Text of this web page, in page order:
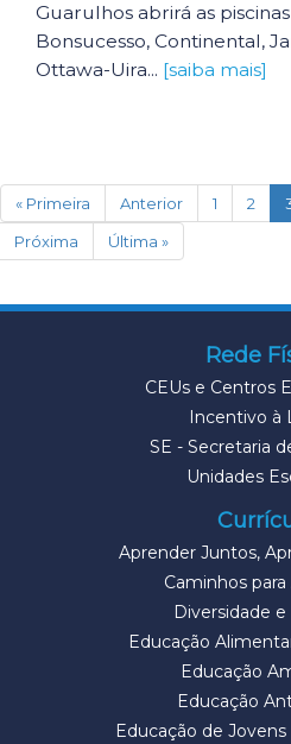
Guarulhos abrirá as
Bonsucesso, Continental,
Ottawa-Uira... [saiba mais]
« Primeira Anterior 1 2
Próxima
Última »
Rede
CEUs e Centros
Incentivo à
SE - Secretaria
Unidades
Aprender Juntos,
Caminhos
Diversidade
Educação
Educação
Educação
Educação de